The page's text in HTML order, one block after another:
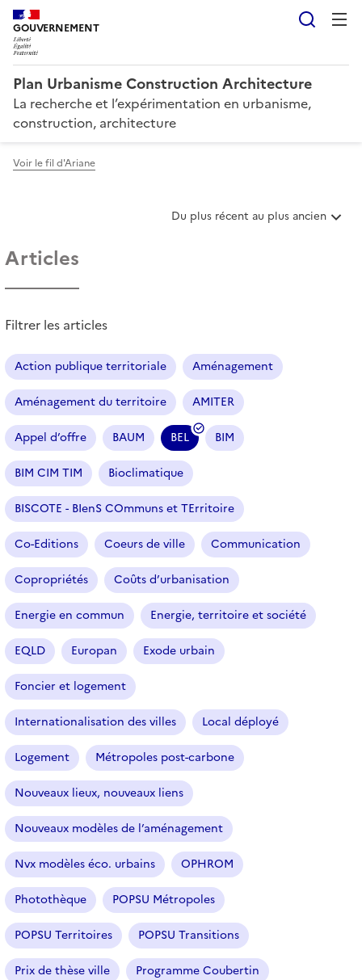
GOUVERNEMENT
Plan Urbanisme Construction Architecture
La recherche et l’expérimentation en urbanisme,
construction, architecture
Voir le fil d'Ariane
T
r
t
i
c
l
e
s
Du plus récent au plus ancien
Articles
Filtrer les articles
Action publique territoriale Aménagement
Aménagement du territoire AMITER
Appel d’offre BAUM BEL
(
f
i
l
t
r
e
s
é
l
e
c
o
n
n
é
)
BIM
BIM CIM TIM Bioclimatique
BISCOTE - BIenS COmmuns et TErritoire
Co-Editions Coeurs de ville Communication
Copropriétés Coûts d’urbanisation
Energie en commun Energie, territoire et société
EQLD Europan Exode urbain
Foncier et logement
Internationalisation des villes Local déployé
Logement Métropoles post-carbone
Nouveaux lieux, nouveaux liens
Nouveaux modèles de l’aménagement
Nvx modèles éco. urbains OPHROM
Photothèque POPSU Métropoles
POPSU Territoires POPSU Transitions
Prix de thèse ville Programme Coubertin